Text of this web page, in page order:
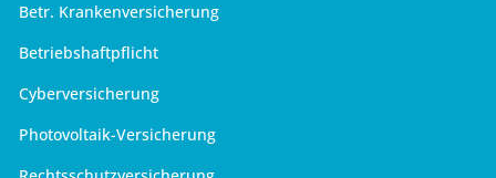
Betr. Krankenversicherung
Betriebshaftpflicht
Cyberversicherung
Photovoltaik-Versicherung